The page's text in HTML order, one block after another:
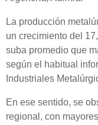
La producción
un crecimiento del
suba promedio que
según el habitual
Industriales
En ese sentido, se
regional, con